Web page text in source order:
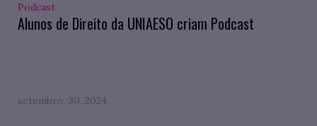
Podcast
Alunos de Direito da UNIAESO criam Podcast
setembro. 30, 2024